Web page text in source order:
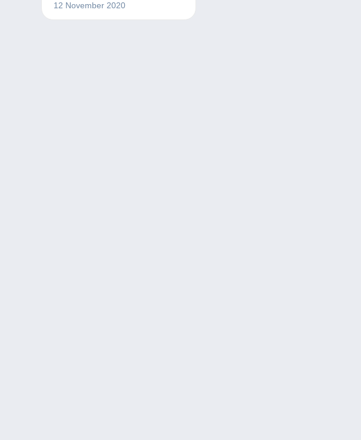
12 November 2020